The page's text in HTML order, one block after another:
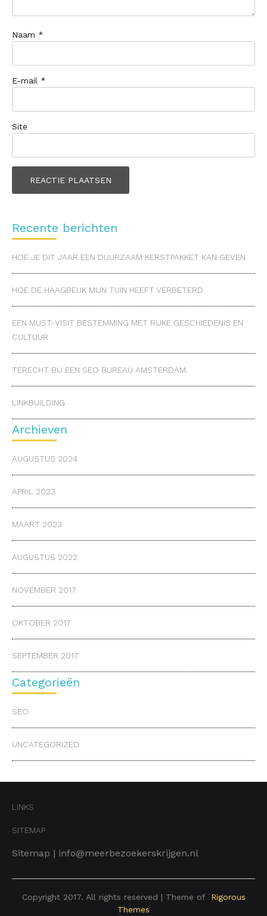
Naam *
E-mail *
Site
Recente berichten
HOE JE DIT JAAR EEN DUURZAAM KERSTPAKKET KAN GEVEN
HOE DE HAAGBEUK MIJN TUIN HEEFT VERBETERD
EEN MUST-VISIT BESTEMMING MET RIJKE GESCHIEDENIS EN
CULTUUR
TERECHT BIJ EEN SEO BUREAU AMSTERDAM
LINKBUILDING
Archieven
AUGUSTUS 2024
APRIL 2023
MAART 2023
AUGUSTUS 2022
NOVEMBER 2017
OKTOBER 2017
SEPTEMBER 2017
Categorieën
SEO
UNCATEGORIZED
LINKS
SITEMAP
Sitemap | info@meerbezoekerskrijgen.nl
Copyright 2017. All rights reserved | Theme of
Rigorous
Themes